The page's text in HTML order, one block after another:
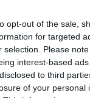
opt-out of the sale,
for targeted
selection. Please
interest-based
to third
of your personal